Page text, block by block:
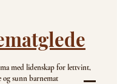
med lidenskap for lettvint,
og sunn barnemat